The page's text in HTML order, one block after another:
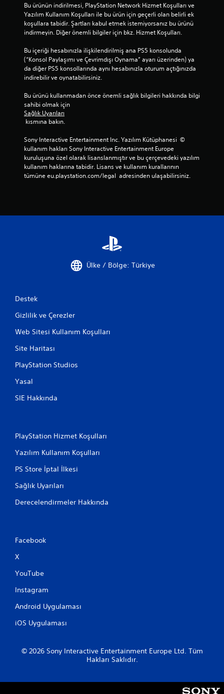
Bu ürünün indirilmesi, PlayStation Network Hizmet Koşulları ve
Yazılım Kullanım Koşulları ile bu ürün için geçerli olan belirli ek
koşullara tabidir. Şartları kabul etmek istemiyorsanız bu ürünü
indirmeyin. Diğer önemli bilgiler için bkz. Hizmet Koşulları.
Bu içeriği hesabınızla ilişkilendirilmiş ana PS5 konsolunda
(“Konsol Paylaşımı ve Çevrimdışı Oynama” ayarı üzerinden) ya
da diğer PS5 konsollarında aynı hesabınızla oturum açtığınızda
indirebilir ve oynatabilirsiniz.
Bu ürünü kullanmadan önce önemli sağlık bilgileri hakkında bilgi
sahibi olmak için
Sağlık Uyarıları
kısmına bakın.
Sony Interactive Entertainment Inc. Yazılım Kütüphanesi  ©
kullanım hakları Sony Interactive Entertainment Europe
kuruluşuna özel olarak lisanslanmıştır ve bu çerçevedeki yazılım
kullanım haklarına tabidir. Lisans ve kullanım kurallarının
tümüne eu.playstation.com/legal  adresinden ulaşabilirsiniz.
Ülke / Bölge: Türkiye
Destek
Gizlilik ve Çerezler
Web Sitesi Kullanım Koşulları
Site Haritası
PlayStation Studios
Yasal
SIE Hakkında
PlayStation Hizmet Koşulları
Yazılım Kullanım Koşulları
PS Store İptal İlkesi
Sağlık Uyarıları
Derecelendirmeler Hakkında
Facebook
X
YouTube
Instagram
Android Uygulaması
iOS Uygulaması
© 2026 Sony Interactive Entertainment Europe Ltd. Tüm
Hakları Saklıdır.